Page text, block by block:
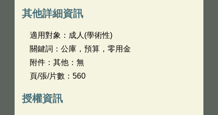
其他詳細資訊
適用對象：成人(學術性)
關鍵詞：公庫，預算，零用金
附件：其他：無
頁/張/片數：560
授權資訊